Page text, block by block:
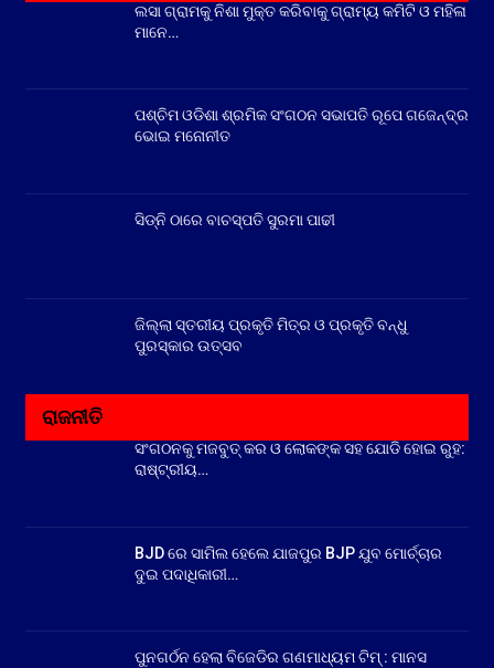
ଲସା ଗ୍ରାମକୁ ନିଶା ମୁକ୍ତ କରିବାକୁ ଗ୍ରାମ୍ୟ କମିଟି ଓ ମହିଳା
ମାନେ…
ପଶ୍ଚିମ ଓଡିଶା ଶ୍ରମିକ ସଂଗଠନ ସଭାପତି ରୂପେ ଗଜେନ୍ଦ୍ର
ଭୋଇ ମନୋନୀତ
ସିଡ୍‌ନି ଠାରେ ବାଚସ୍ପତି ସୁରମା ପାଢୀ
ଜିଲ୍ଲା ସ୍ତରୀୟ ପ୍ରକୃତି ମିତ୍ର ଓ ପ୍ରକୃତି ବନ୍ଧୁ
ପୁରସ୍କାର ଉତ୍ସବ
ରାଜନୀତି
ସଂଗଠନକୁ ମଜବୁତ୍ କର ଓ ଲୋକଙ୍କ ସହ ଯୋଡି ହୋଇ ରୁହ:
ରାଷ୍ଟ୍ରୀୟ…
BJD ରେ ସାମିଲ ହେଲେ ଯାଜପୁର BJP ଯୁବ ମୋର୍ଚ୍ଚାର
ଦୁଇ ପଦାଧିକାରୀ…
ପୁନଗର୍ଠନ ହେଲା ବିଜେଡିର ଗଣମାଧ୍ୟମ ଟିମ୍ : ମାନସ